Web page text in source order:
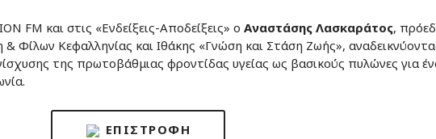
FM και στις «Ενδείξεις-Αποδείξεις» ο Αναστάσης Λασκαράτος,
Φίλων Κεφαλληνίας και Ιθάκης «Γνώση και Στάση Ζωής»,
της πρωτοβάθμιας φροντίδας υγείας ως βασικούς πυλώνες για
ΕΠΙΣΤΡΟΦΉ